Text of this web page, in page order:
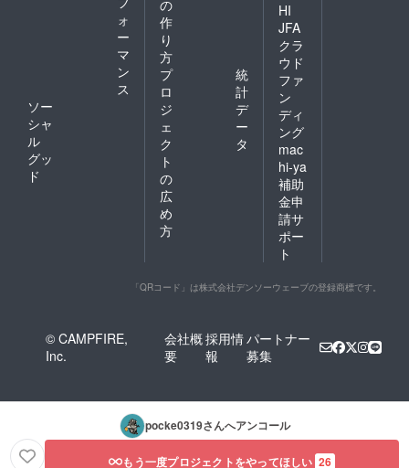
ォ
ー
マ
ン
ス
ソー
シャ
ル
グッ
ド
の
作
り
方
プ
ロ
ジ
ェ
ク
ト
の
広
め
方
統
計
デ
ー
タ
HI
JFA
クラ
ウド
ファ
ン
ディ
ング
mac
hi-ya
補助
金申
請サ
ポー
ト
「QRコード」は株式会社デンソーウェーブの登録商標です。
© CAMPFIRE,
Inc.
会社概
要
採用情
報
パートナー
募集
pocke0319さんへアンコール
もう一度プロジェクトをやってほしい 26